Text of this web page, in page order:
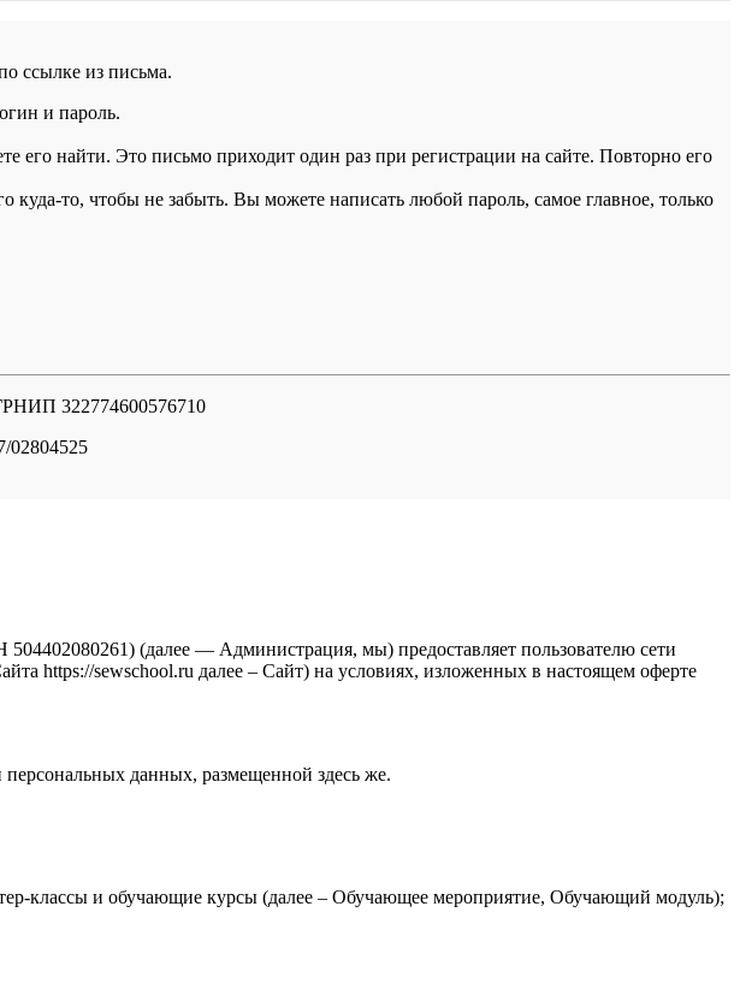
ссылке из письма.
и пароль.
найти. Это письмо приходит один раз при регистрации на сайте. Повторно его
то, чтобы не забыть. Вы можете написать любой пароль, самое главное, только
322774600576710
02804525
(далее — Администрация, мы) предоставляет пользователю сети
https://sewschool.ru далее – Сайт) на условиях, изложенных в настоящем оферте
персональных данных, размещенной здесь же.
классы и обучающие курсы (далее – Обучающее мероприятие, Обучающий модуль);